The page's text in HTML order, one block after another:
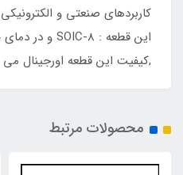
کاربردهای صنعتی و
,کیفیت این قطعه اورجینال می
محصولات مرتبط